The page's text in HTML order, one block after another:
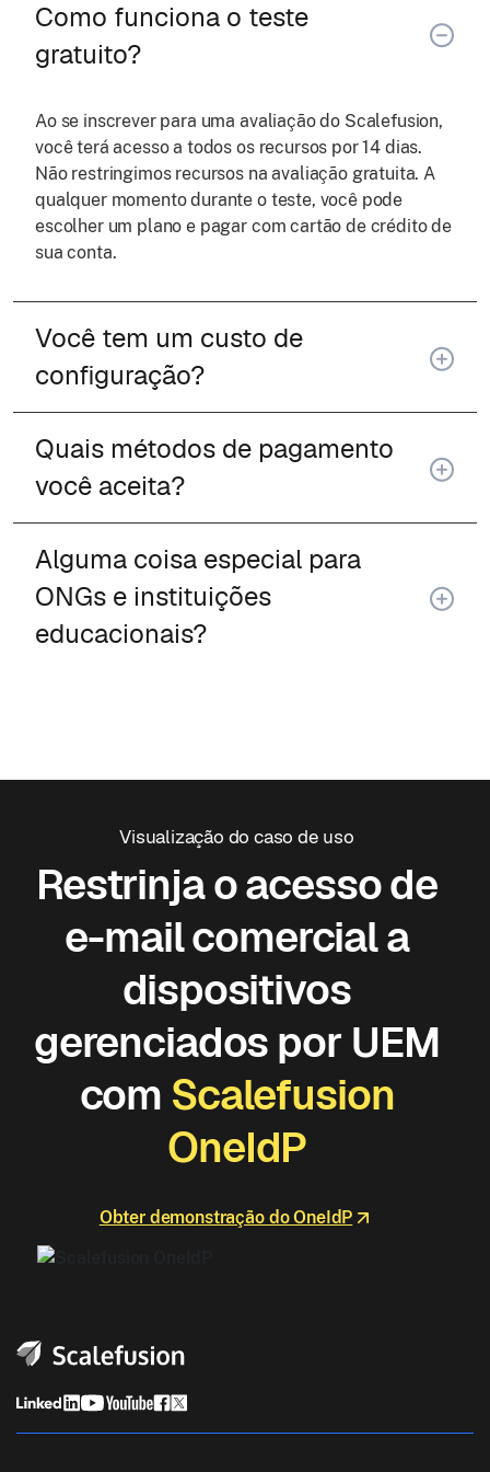
We use cookies to enhance site experience, analyze
usage, and personalize content and assist in our
cookie policy
Customize
Como funciona o teste
gratuito?
Ao se inscrever para uma avaliação do Scalefusion,
você terá acesso a todos os recursos por 14 dias.
Não restringimos recursos na avaliação gratuita. A
qualquer momento durante o teste, você pode
escolher um plano e pagar com cartão de crédito de
sua conta.
Você tem um custo de
configuração?
Quais métodos de pagamento
você aceita?
Alguma coisa especial para
ONGs e instituições
educacionais?
Visualização do caso de uso
Restrinja o acesso de
e-mail comercial a
dispositivos
gerenciados por UEM
com Scalefusion
OneIdP
Obter demonstração do OneIdP